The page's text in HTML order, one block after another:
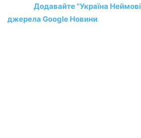
Додавайте "Україна
джерела Google Новини